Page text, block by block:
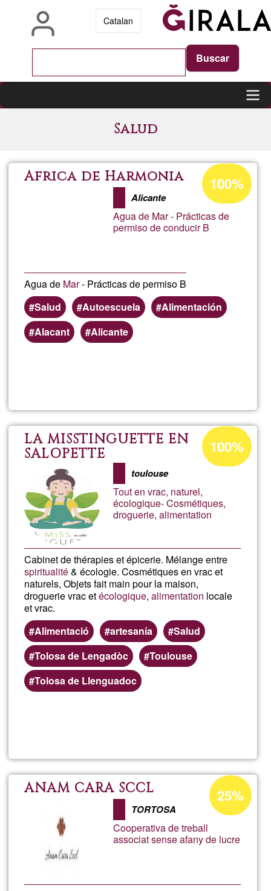
Catalan
Salud
África de Harmonia
Alicante
Agua de Mar - Prácticas de
permiso de conducir B
Agua de Mar- Prácticas de permiso B
Salud
Autoescuela
Alimentación
Alacant
Alicante
Acceptance
percentage
Ğ1
100%
de
LA MISSTINGUETTE EN
SALOPETTE
toulouse
Tout en vrac, naturel,
écologique- Cosmétiques,
droguerie, alimentation
Cabinet de thérapies et épicerie. Mélange entre
spiritualité& écologie. Cosmétiques en vrac et
naturels, Objets fait main pour la maison,
droguerie vrac etécologique,alimentation locale
et vrac.
Alimentació
artesanía
Salud
Tolosa de Lengadòc
Toulouse
Tolosa de Llenguadoc
Acceptance
percentage
100%
LA
EN
ANAM CARA SCCL
TORTOSA
Cooperativa de treball
associat sense afany de lucre
Acceptance
percentage
Ğ1
25%